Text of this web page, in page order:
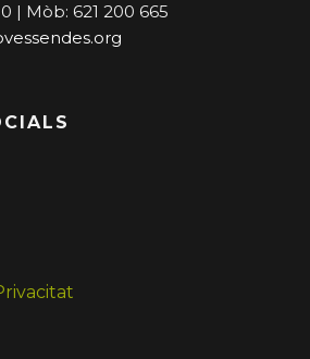
| Mòb: 621 200 665